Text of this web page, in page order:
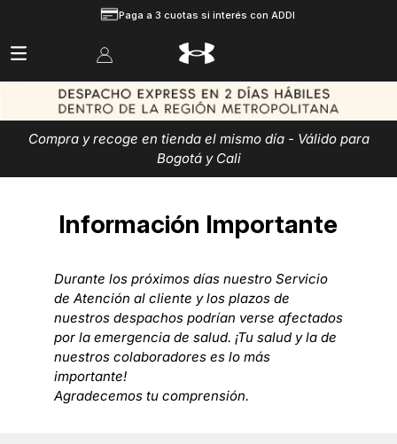
Paga a 3 cuotas si interés con ADDI
Compra y recoge en tienda el mismo día - Válido para
Bogotá y Cali
Información Importante
Durante los próximos días nuestro Servicio
de Atención al cliente y los plazos de
nuestros despachos podrían verse afectados
por la emergencia de salud. ¡Tu salud y la de
nuestros colaboradores es lo más
importante!
Agradecemos tu comprensión.